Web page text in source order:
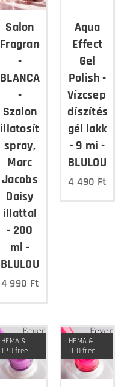
Salon
Fragrance
-
BLANCA
-
Szalon
illatosító
spray,
Marc
Jacobs
Daisy
illattal
- 200
ml -
BLULOU
4 990 Ft
Aqua
Effect
Gel
Polish -
Vízcsepp
díszítés,
gél lakk
- 9 mi -
BLULOU
4 490 Ft
HEMA &
TPO free
HEMA &
TPO free